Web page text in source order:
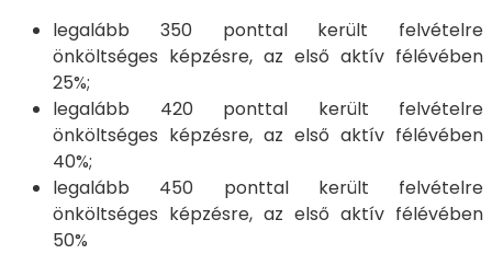
legalább 350 ponttal került felvételre
önköltséges képzésre, az első aktív félévében
25%;
legalább 420 ponttal került felvételre
önköltséges képzésre, az első aktív félévében
40%;
legalább 450 ponttal került felvételre
önköltséges képzésre, az első aktív félévében
50%